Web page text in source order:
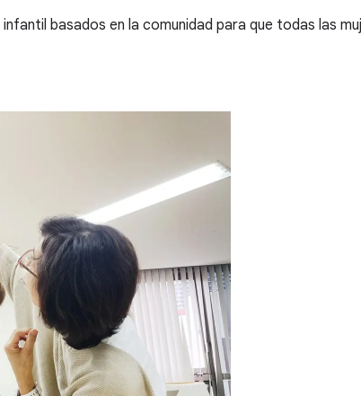
basados en la comunidad para que todas las